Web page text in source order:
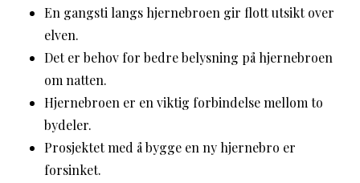
En gangsti langs hjernebroen gir flott utsikt over
elven.
Det er behov for bedre belysning på hjernebroen
om natten.
Hjernebroen er en viktig forbindelse mellom to
bydeler.
Prosjektet med å bygge en ny hjernebro er
forsinket.